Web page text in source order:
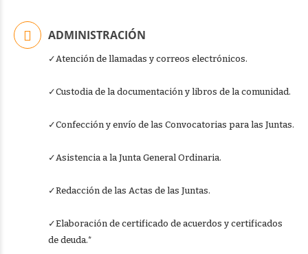
ADMINISTRACIÓN
✓Atención de llamadas y correos electrónicos.
✓Custodia de la documentación y libros de la comunidad.
✓Confección y envío de las Convocatorias para las Juntas.
✓Asistencia a la Junta General Ordinaria.
✓Redacción de las Actas de las Juntas.
✓Elaboración de certificado de acuerdos y certificados
de deuda.*